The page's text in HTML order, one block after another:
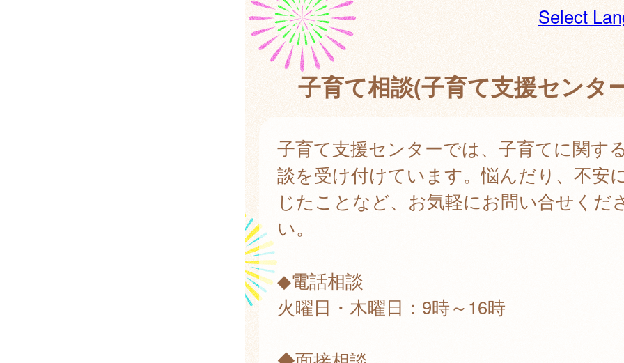
Select
子育て相談(子育て支援センタ
子育て支援センターでは、子育てに関す
談を受け付けています。悩んだり、不安
じたことなど、お気軽にお問い合せくだ
い。
◆電話相談
火曜日・木曜日：9時～16時